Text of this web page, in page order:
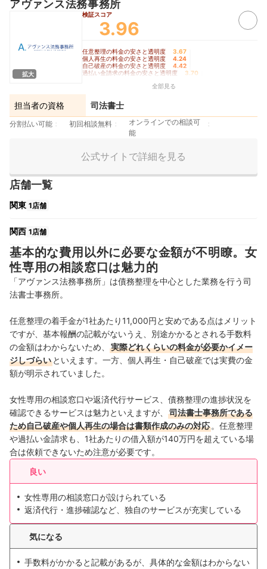
アヴァンス法務事務所
拡大
検証スコア
3.96
任意整理の料金の安さと透明度 3.67
個人再生の料金の安さと透明度 4.24
自己破産の料金の安さと透明度 4.42
過払い金請求の料金の安さと透明度 3.70
全部見る
担当者の資格 司法書士
分割払い可能 初回相談無料
オンラインでの相談可
能
公式サイトで詳細を見る
店舗一覧
関東 1店舗
関西 1店舗
基本的な費用以外に必要な金額が不明瞭。女
性専用の相談窓口は魅力的
「アヴァンス法務事務所」は債務整理を中心とした業務を行う司
法書士事務所。
任意整理の着手金が1社あたり11,000円と安めである点はメリット
ですが、基本報酬の記載がないうえ、別途かかるとされる手数料
の金額はわからないため、
実際どれくらいの料金が必要かイメー
ジしづらい といえます。一方、個人再生・自己破産では実費の金
額が明示されていました。
女性専用の相談窓口や返済代行サービス、債務整理の進捗状況を
確認できるサービスは魅力といえますが、
司法書士事務所である
ため自己破産や個人再生の場合は書類作成のみの対応。任意整理
や過払い金請求も、1社あたりの借入額が140万円を超えている場
合は依頼できないため注意が必要です。
良い
女性専用の相談窓口が設けられている
返済代行・進捗確認など、独自のサービスが充実している
気になる
手数料がかかると記載があるが、具体的な金額はわからない